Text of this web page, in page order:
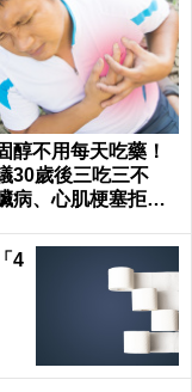
醇不用每天吃藥！
30歲後三吃三不
病、心肌梗塞拒門
4